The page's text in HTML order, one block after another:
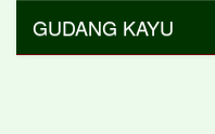
GUDANG KAYU